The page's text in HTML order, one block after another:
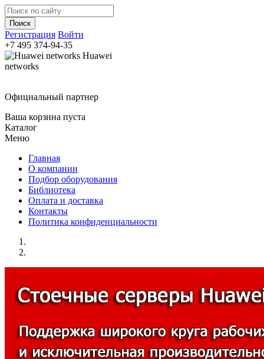
Регистрация Войти
+7 495 374-94-35
Huawei
networks
Официальный партнер
Ваша корзина пуста
Каталог
Меню
Главная
О компании
Подбор оборудования
Библиотека
Оплата и доставка
Контакты
Политика конфиденциальности